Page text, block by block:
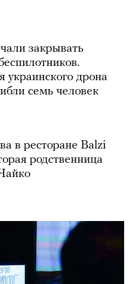
закрывать
украинского дрона
семь человек
в ресторане Balzi
родственница